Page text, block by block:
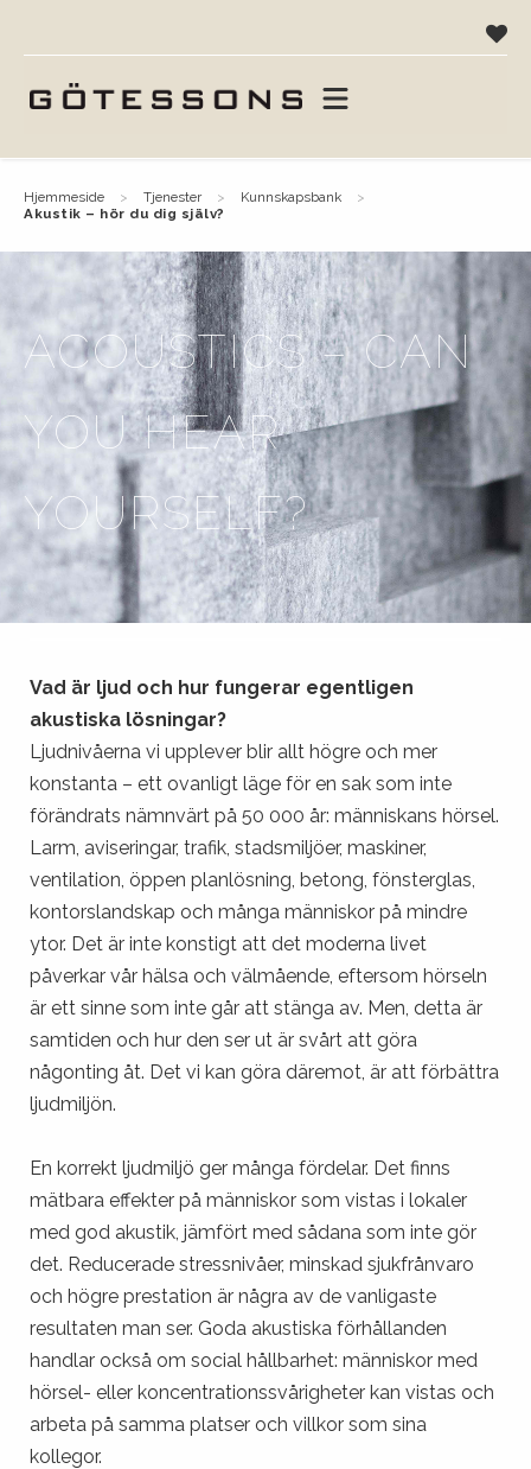
hjemmeside tjenester
kunnskapsbank
akustik – hör du dig själv?
ACOUSTICS – CAN
YOU HEAR
YOURSELF?
Vad är ljud och hur fungerar egentligen
akustiska lösningar?
Ljudnivåerna vi upplever blir allt högre och mer
konstanta – ett ovanligt läge för en sak som inte
förändrats nämnvärt på 50 000 år: människans hörsel.
Larm, aviseringar, trafik, stadsmiljöer, maskiner,
ventilation, öppen planlösning, betong, fönsterglas,
kontorslandskap och många människor på mindre
ytor. Det är inte konstigt att det moderna livet
påverkar vår hälsa och välmående, eftersom hörseln
är ett sinne som inte går att stänga av. Men, detta är
samtiden och hur den ser ut är svårt att göra
någonting åt. Det vi kan göra däremot, är att förbättra
ljudmiljön.
En korrekt ljudmiljö ger många fördelar. Det finns
mätbara effekter på människor som vistas i lokaler
med god akustik, jämfört med sådana som inte gör
det. Reducerade stressnivåer, minskad sjukfrånvaro
och högre prestation är några av de vanligaste
resultaten man ser. Goda akustiska förhållanden
handlar också om social hållbarhet: människor med
hörsel- eller koncentrationssvårigheter kan vistas och
arbeta på samma platser och villkor som sina
kollegor.